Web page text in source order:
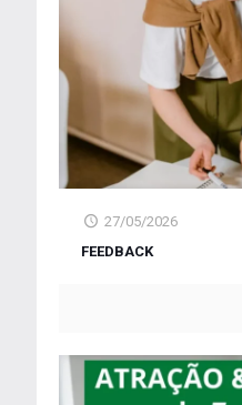
27/05/2026
FEEDBACK